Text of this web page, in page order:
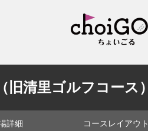
清里ゴルフコース）
詳細 コース レイアウト